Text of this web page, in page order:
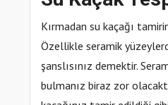
Kırmadan su kaçağı
Özellikle seramik
şanslısınız demektir.
bulmanız biraz zor